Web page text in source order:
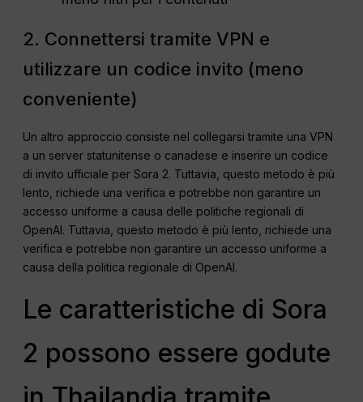
2. Connettersi tramite VPN e
utilizzare un codice invito (meno
conveniente)
Un altro approccio consiste nel collegarsi tramite una VPN
a un server statunitense o canadese e inserire un codice
di invito ufficiale per Sora 2. Tuttavia, questo metodo è più
lento, richiede una verifica e potrebbe non garantire un
accesso uniforme a causa delle politiche regionali di
OpenAI. Tuttavia, questo metodo è più lento, richiede una
verifica e potrebbe non garantire un accesso uniforme a
causa della politica regionale di OpenAI.
Le caratteristiche di Sora
2 possono essere godute